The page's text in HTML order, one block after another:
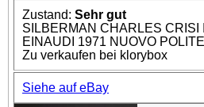
Zustand: Sehr gut
SILBERMAN CHARLES CRISI
EINAUDI 1971 NUOVO
Zu verkaufen bei klorybox
Siehe auf eBay